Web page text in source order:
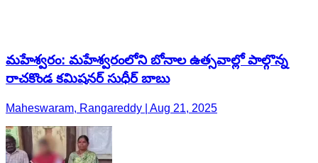
మహేశ్వరం: మహేశ్వరంలోని బోనాల ఉత్సవాల్లో పాల్గొన్న
రాచకొండ కమిషనర్ సుధీర్ బాబు
Maheswaram, Rangareddy | Aug 21, 2025